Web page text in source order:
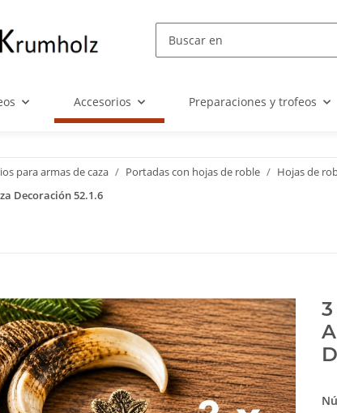
Accesorios Preparaciones y trofeos
para armas de caza Portadas con hojas de roble
Hojas de
Decoración 52.1.6